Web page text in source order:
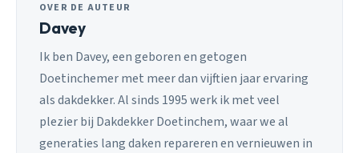
OVER DE AUTEUR
Davey
Ik ben Davey, een geboren en getogen
Doetinchemer met meer dan vijftien jaar ervaring
als dakdekker. Al sinds 1995 werk ik met veel
plezier bij Dakdekker Doetinchem, waar we al
generaties lang daken repareren en vernieuwen in